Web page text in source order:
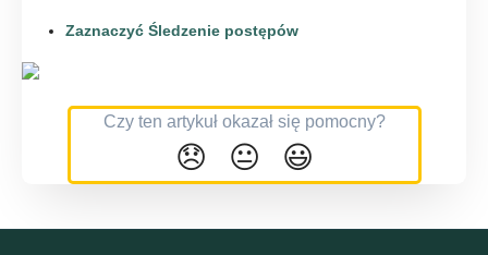
Zaznaczyć Śledzenie postępów
Czy ten artykuł okazał się pomocny?
😞 😐 😃